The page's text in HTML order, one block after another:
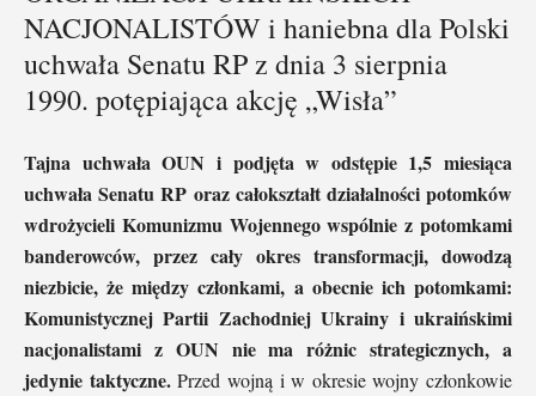
NACJONALISTÓW i haniebna dla Polski
uchwała Senatu RP z dnia 3 sierpnia
1990. potępiająca akcję „Wisła”
Tajna uchwała OUN i podjęta w odstępie 1,5 miesiąca
uchwała Senatu RP oraz całokształt działalności potomków
wdrożycieli Komunizmu Wojennego wspólnie z potomkami
banderowców, przez cały okres transformacji, dowodzą
niezbicie, że między członkami, a obecnie ich potomkami:
Komunistycznej Partii Zachodniej Ukrainy i ukraińskimi
nacjonalistami z OUN nie ma różnic strategicznych, a
jedynie taktyczne.Przed wojną i w okresie wojny członkowie